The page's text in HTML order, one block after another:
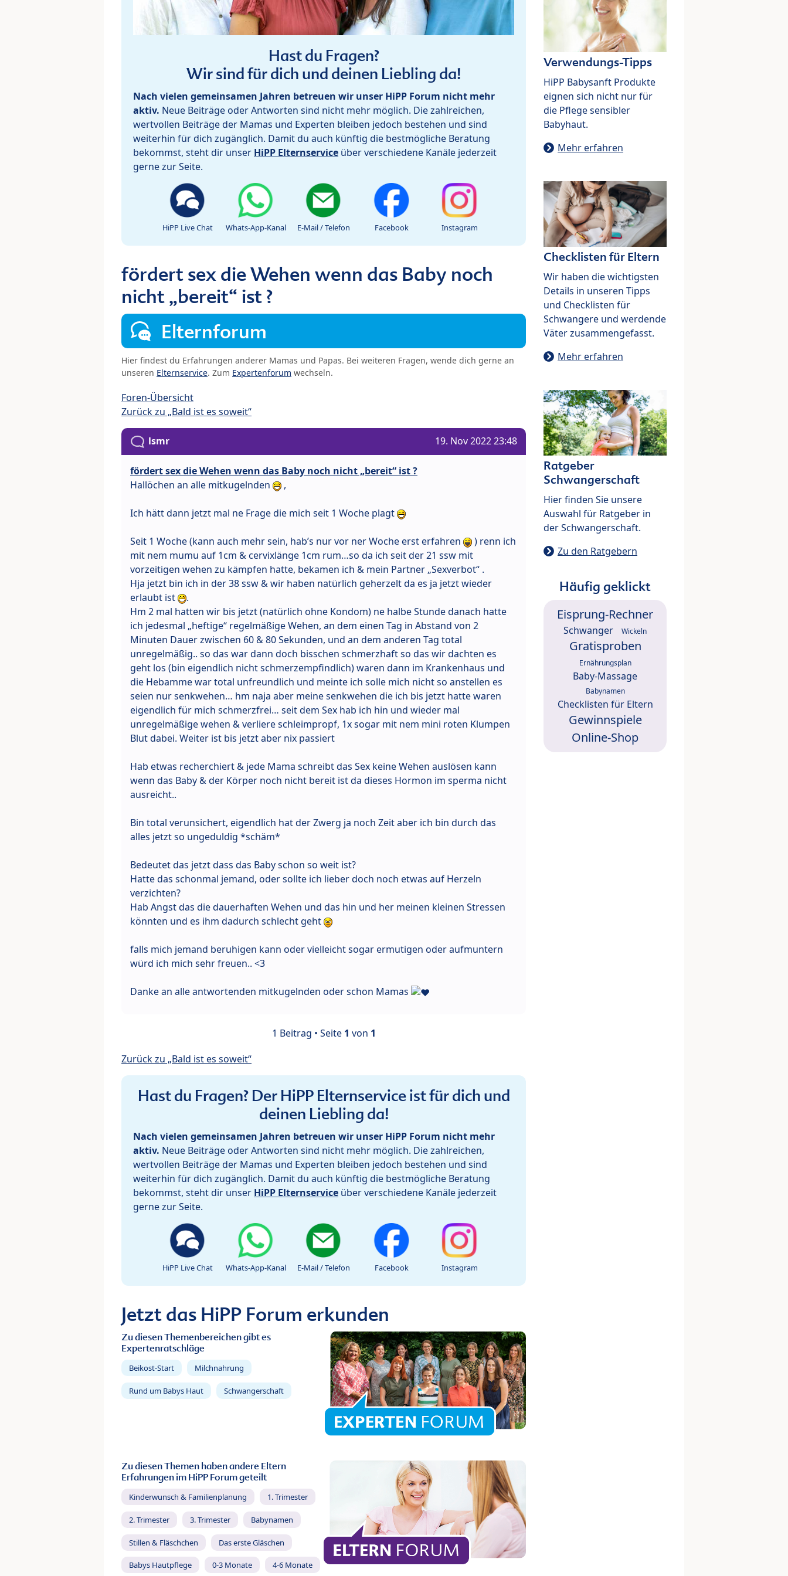
Hast du Fragen?
Wir sind für dich und deinen Liebling da!
Nach vielen gemeinsamen Jahren betreuen wir unser HiPP Forum nicht mehr
aktiv. Neue Beiträge oder Antworten sind nicht mehr möglich. Die zahlreichen,
wertvollen Beiträge der Mamas und Experten bleiben jedoch bestehen und sind
weiterhin für dich zugänglich. Damit du auch künftig die bestmögliche Beratung
bekommst, steht dir unser HiPP Elternservice über verschiedene Kanäle jederzeit
gerne zur Seite.
HiPP Live Chat Whats-App-Kanal E-Mail / Telefon Facebook Instagram
fördert sex die Wehen wenn das Baby noch
nicht „bereit“ ist ?
Elternforum
Hier findest du Erfahrungen anderer Mamas und Papas. Bei weiteren Fragen, wende dich gerne an
unseren Elternservice. Zum Expertenforum wechseln.
Foren-Übersicht
Zurück zu „Bald ist es soweit“
lsmr 19. Nov 2022 23:48
fördert sex die Wehen wenn das Baby noch nicht „bereit“ ist ?
Hallöchen an alle mitkugelnden
,
Ich hätt dann jetzt mal ne Frage die mich seit 1 Woche plagt
Seit 1 Woche (kann auch mehr sein, hab’s nur vor ner Woche erst erfahren
) renn ich
mit nem mumu auf 1cm & cervixlänge 1cm rum…so da ich seit der 21 ssw mit
vorzeitigen wehen zu kämpfen hatte, bekamen ich & mein Partner „Sexverbot“ .
Hja jetzt bin ich in der 38 ssw & wir haben natürlich geherzelt da es ja jetzt wieder
erlaubt ist
.
Hm 2 mal hatten wir bis jetzt (natürlich ohne Kondom) ne halbe Stunde danach hatte
ich jedesmal „heftige“ regelmäßige Wehen, an dem einen Tag in Abstand von 2
Minuten Dauer zwischen 60 & 80 Sekunden, und an dem anderen Tag total
unregelmäßig.. so das war dann doch bisschen schmerzhaft so das wir dachten es
geht los (bin eigendlich nicht schmerzempfindlich) waren dann im Krankenhaus und
die Hebamme war total unfreundlich und meinte ich solle mich nicht so anstellen es
seien nur senkwehen… hm naja aber meine senkwehen die ich bis jetzt hatte waren
eigendlich für mich schmerzfrei… seit dem Sex hab ich hin und wieder mal
unregelmäßige wehen & verliere schleimpropf, 1x sogar mit nem mini roten Klumpen
Blut dabei. Weiter ist bis jetzt aber nix passiert
Hab etwas recherchiert & jede Mama schreibt das Sex keine Wehen auslösen kann
wenn das Baby & der Körper noch nicht bereit ist da dieses Hormon im sperma nicht
ausreicht..
Bin total verunsichert, eigendlich hat der Zwerg ja noch Zeit aber ich bin durch das
alles jetzt so ungeduldig *schäm*
Bedeutet das jetzt dass das Baby schon so weit ist?
Hatte das schonmal jemand, oder sollte ich lieber doch noch etwas auf Herzeln
verzichten?
Hab Angst das die dauerhaften Wehen und das hin und her meinen kleinen Stressen
könnten und es ihm dadurch schlecht geht
falls mich jemand beruhigen kann oder vielleicht sogar ermutigen oder aufmuntern
würd ich mich sehr freuen.. <3
Danke an alle antwortenden mitkugelnden oder schon Mamas
1 Beitrag • Seite 1 von 1
Zurück zu „Bald ist es soweit“
Hast du Fragen? Der HiPP Elternservice ist für dich und
deinen Liebling da!
Nach vielen gemeinsamen Jahren betreuen wir unser HiPP Forum nicht mehr
aktiv. Neue Beiträge oder Antworten sind nicht mehr möglich. Die zahlreichen,
wertvollen Beiträge der Mamas und Experten bleiben jedoch bestehen und sind
weiterhin für dich zugänglich. Damit du auch künftig die bestmögliche Beratung
bekommst, steht dir unser HiPP Elternservice über verschiedene Kanäle jederzeit
gerne zur Seite.
HiPP Live Chat Whats-App-Kanal E-Mail / Telefon Facebook Instagram
Jetzt das HiPP Forum erkunden
Zu diesen Themenbereichen gibt es
Expertenratschläge
Beikost-Start Milchnahrung
Rund um Babys Haut Schwangerschaft
Zu diesen Themen haben andere Eltern
Erfahrungen im HiPP Forum geteilt
Kinderwunsch & Familienplanung 1. Trimester
2. Trimester 3. Trimester Babynamen
Stillen & Fläschchen Das erste Gläschen
Babys Hautpflege 0-3 Monate 4-6 Monate
Verwendungs-Tipps
HiPP Babysanft Produkte
eignen sich nicht nur für
die Pflege sensibler
Babyhaut.
Mehr erfahren
Checklisten für Eltern
Wir haben die wichtigsten
Details in unseren Tipps
und Checklisten für
Schwangere und werdende
Väter zusammengefasst.
Mehr erfahren
Ratgeber
Schwangerschaft
Hier finden Sie unsere
Auswahl für Ratgeber in
der Schwangerschaft.
Zu den Ratgebern
Häufig geklickt
Eisprung-Rechner
Schwanger Wickeln
Gratisproben
Ernährungsplan
Baby-Massage
Babynamen
Checklisten für Eltern
Gewinnspiele
Online-Shop